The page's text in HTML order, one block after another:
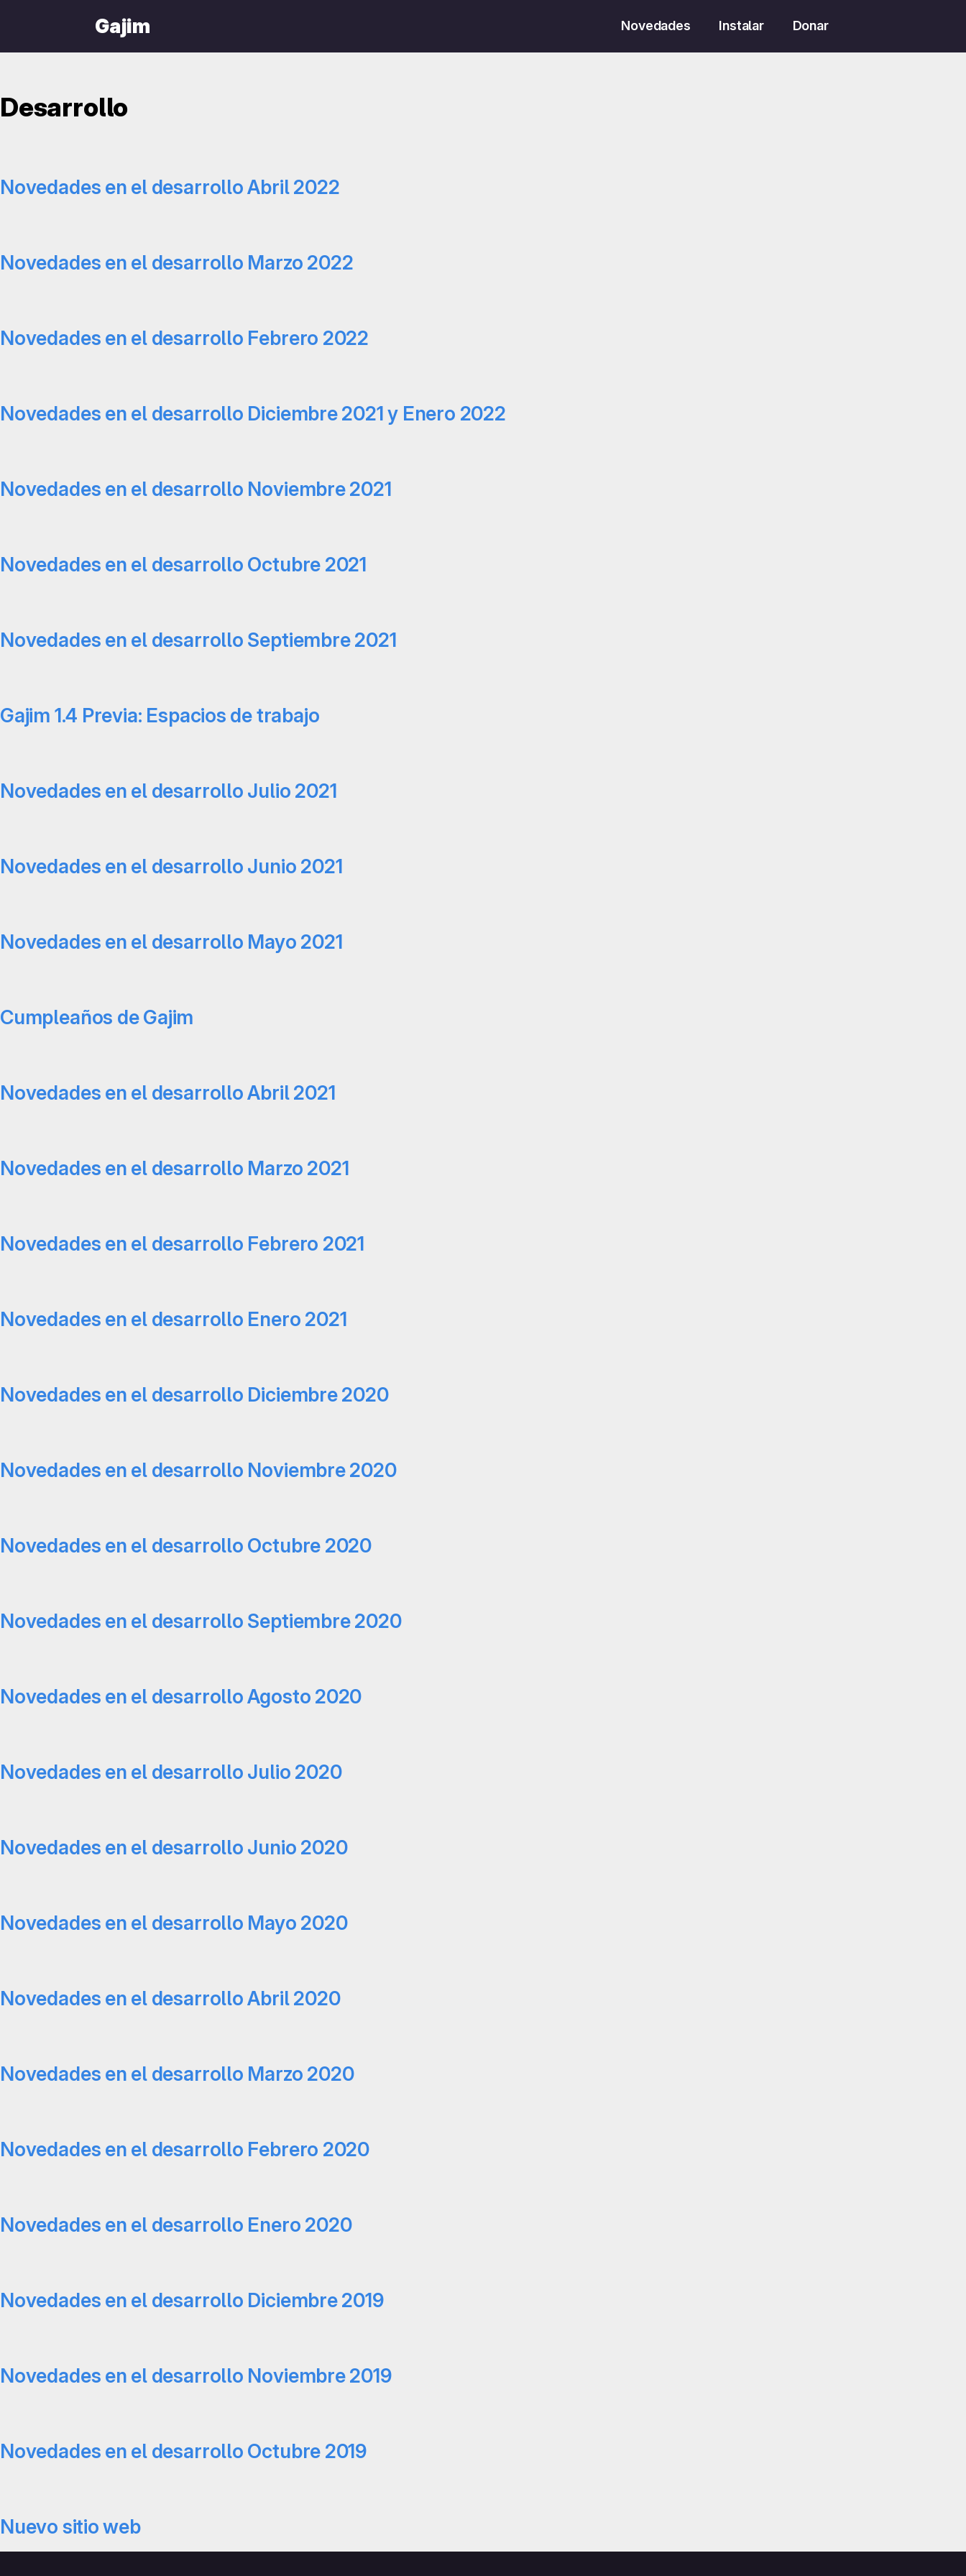
Gajim Novedades Instalar Donar
Desarrollo
Novedades en el desarrollo Abril 2022
Novedades en el desarrollo Marzo 2022
Novedades en el desarrollo Febrero 2022
Novedades en el desarrollo Diciembre 2021 y Enero 2022
Novedades en el desarrollo Noviembre 2021
Novedades en el desarrollo Octubre 2021
Novedades en el desarrollo Septiembre 2021
Gajim 1.4 Previa: Espacios de trabajo
Novedades en el desarrollo Julio 2021
Novedades en el desarrollo Junio 2021
Novedades en el desarrollo Mayo 2021
Cumpleaños de Gajim
Novedades en el desarrollo Abril 2021
Novedades en el desarrollo Marzo 2021
Novedades en el desarrollo Febrero 2021
Novedades en el desarrollo Enero 2021
Novedades en el desarrollo Diciembre 2020
Novedades en el desarrollo Noviembre 2020
Novedades en el desarrollo Octubre 2020
Novedades en el desarrollo Septiembre 2020
Novedades en el desarrollo Agosto 2020
Novedades en el desarrollo Julio 2020
Novedades en el desarrollo Junio 2020
Novedades en el desarrollo Mayo 2020
Novedades en el desarrollo Abril 2020
Novedades en el desarrollo Marzo 2020
Novedades en el desarrollo Febrero 2020
Novedades en el desarrollo Enero 2020
Novedades en el desarrollo Diciembre 2019
Novedades en el desarrollo Noviembre 2019
Novedades en el desarrollo Octubre 2019
Nuevo sitio web